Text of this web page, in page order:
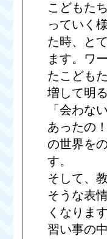
こどもた
っていく
た時、と
ます。ワ
たこども
増して明
「会わな
あったの
の世界を
す。
そして、
そうな表
くなりま
習い事の